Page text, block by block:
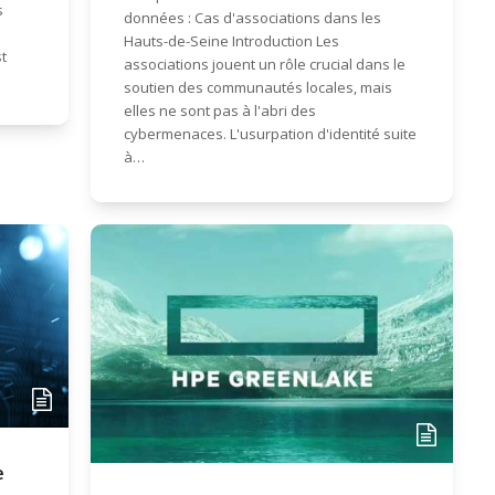
données : Cas d'associations dans les
Hauts-de-Seine Introduction Les
associations jouent un rôle crucial dans le
soutien des communautés locales, mais
elles ne sont pas à l'abri des
cybermenaces. L'usurpation d'identité suite
à…